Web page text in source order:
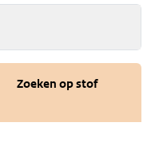
Zoeken op stof